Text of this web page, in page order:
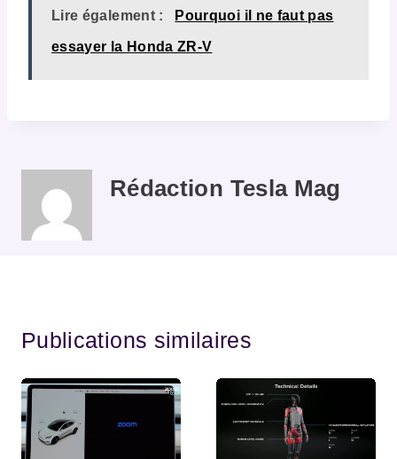
Lire également : Pourquoi il ne faut pas
essayer la Honda ZR-V
Rédaction Tesla Mag
Publications similaires